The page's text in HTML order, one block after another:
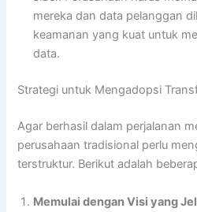
mereka dan data pelanggan
keamanan yang kuat untuk
data.
Strategi untuk Mengadopsi
Agar berhasil dalam perjalanan
perusahaan tradisional perlu
terstruktur. Berikut adalah
Memulai dengan Visi yang